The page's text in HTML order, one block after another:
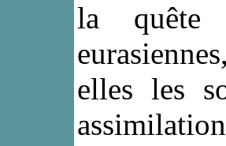
la quête
elles les